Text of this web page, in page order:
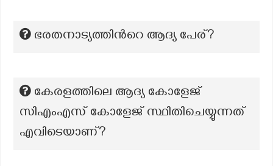
ഭരതനാട്യത്തിന്‍റെ ആദ്യ പേര്?
കേരളത്തിലെ ആദ്യ കോളേജ്
സിഎംഎസ് കോളേജ് സ്ഥിതിചെയ്യുന്നത്
എവിടെയാണ്?